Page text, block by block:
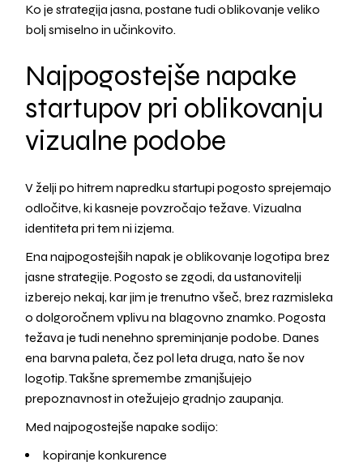
Ko je strategija jasna, postane tudi oblikovanje veliko
bolj smiselno in učinkovito.
Najpogostejše napake
startupov pri oblikovanju
vizualne podobe
V želji po hitrem napredku startupi pogosto sprejemajo
odločitve, ki kasneje povzročajo težave. Vizualna
identiteta pri tem ni izjema.
Ena najpogostejših napak je oblikovanje logotipa brez
jasne strategije. Pogosto se zgodi, da ustanovitelji
izberejo nekaj, kar jim je trenutno všeč, brez razmisleka
o dolgoročnem vplivu na blagovno znamko. Pogosta
težava je tudi nenehno spreminjanje podobe. Danes
ena barvna paleta, čez pol leta druga, nato še nov
logotip. Takšne spremembe zmanjšujejo
prepoznavnost in otežujejo gradnjo zaupanja.
Med najpogostejše napake sodijo:
kopiranje konkurence